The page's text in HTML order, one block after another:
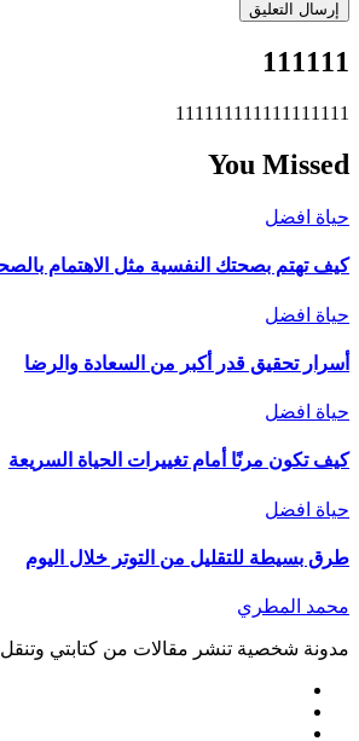
111111
111111111111111111
You Missed
حياة افضل
كيف تهتم بصحتك النفسية مثل الاهتمام
حياة افضل
أسرار تحقيق قدر أكبر من السعادة والرضا
حياة افضل
كيف تكون مرنًا أمام تغييرات الحياة السريعة
حياة افضل
طرق بسيطة للتقليل من التوتر خلال اليوم
محمد المطري
مدونة شخصية تنشر مقالات من كتابتي